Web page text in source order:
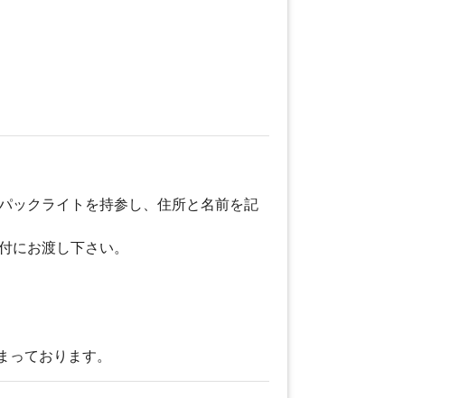
ックライトを持参し、住所と名前を記
にお渡し下さい。
ております。